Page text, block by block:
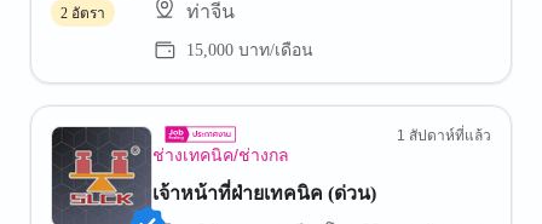
ท่าจีน
15,000 บาท/เดือน
2 อัตรา
ช่างเทคนิค/ช่างกล
1 สัปดาห์ที่แล้ว
เจ้าหน้าที่ฝ่ายเทคนิค (ด่วน)